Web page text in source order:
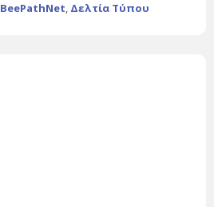
BeePathNet, Δελτία Τύπου